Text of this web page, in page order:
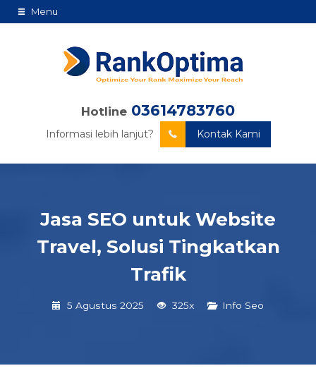
Menu
Hotline 03614783760
Informasi lebih lanjut? Kontak Kami
Jasa SEO untuk Website
Travel, Solusi Tingkatkan
Trafik
5 Agustus 2025 325x Info Seo